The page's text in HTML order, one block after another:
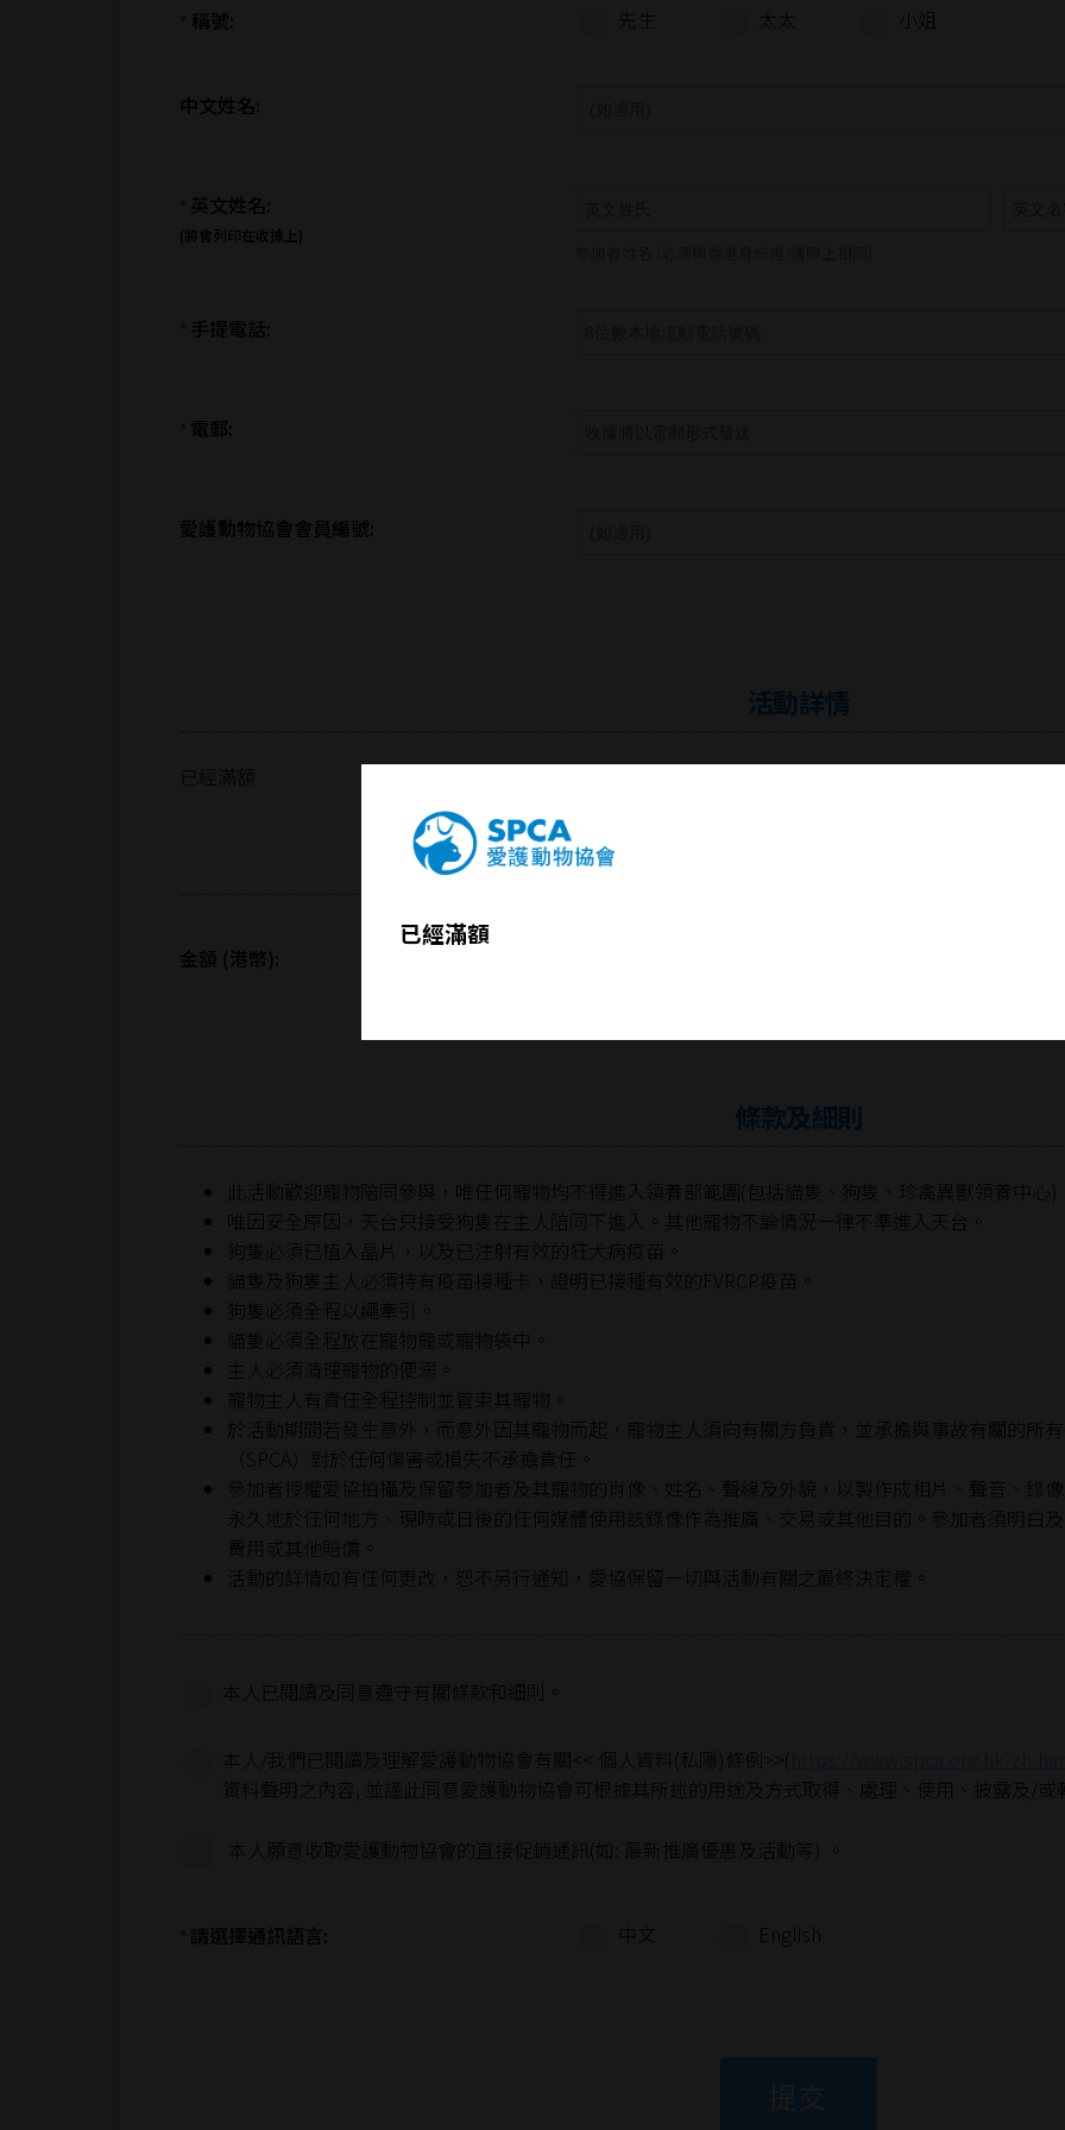
已經滿額
* 稱號: 先生 太太 小姐
中文姓名:
* 英文姓名:
(將會列印在收據上)
* 手提電話:
* 電郵:
愛護動物協會會員編號:
活動詳情
已經滿額
金額 (港幣):
條款及細則
此活動歡迎寵物陪同參與，唯任何寵物均不得進入領養部範圍(包括貓隻、狗隻、珍禽異獸領養中心)
唯因安全原因，天台只接受狗隻在主人陪同下進入。其他寵物不論情況一律不準進入天台。
狗隻必須已植入晶片，以及已注射有效的狂犬病疫苗。
貓隻及狗隻主人必須持有疫苗接種卡，證明已接種有效的FVRCP疫苗。
狗隻必須全程以繩牽引。
貓隻必須全程放在寵物籠或寵物袋中。
主人必須清理寵物的便溺。
寵物主人有責任全程控制並管束其寵物。
於活動期間若發生意外，而意外因其寵物而起，寵物主人須向有關方負責，並承擔與事故有關的所
（SPCA）對於任何傷害或損失不承擔責任。
參加者授權愛協拍攝及保留參加者及其寵物的肖像、姓名、聲線及外貌，以製作成相片、聲音、錄
永久地於任何地方、現時或日後的任何媒體使用該錄像作為推廣、交易或其他目的。參加者須明白
費用或其他賠償。
活動的詳情如有任何更改，恕不另行通知，愛協保留一切與活動有關之最終決定權。
本人已閱讀及同意遵守有關條款和細則。
本人/我們已閱讀及理解愛護動物協會有關<< 個人資料(私隱)條例>>(
資料聲明之內容, 並謹此同意愛護動物協會可根據其所述的用途及方式取得、處理、使用、披露及/或
本人願意收取愛護動物協會的直接促銷通訊(如: 最新推廣優惠及活動等) 。
* 請選擇通訊語言: 中文 English